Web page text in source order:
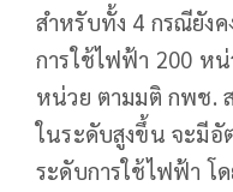
สำหรับทั้ง 4 กรณียัง
การใช้ไฟฟ้า 200 ห
หน่วย ตามมติ กพช.
ในระดับสูงขึ้น จะมี
ระดับการใช้ไฟฟ้า โ